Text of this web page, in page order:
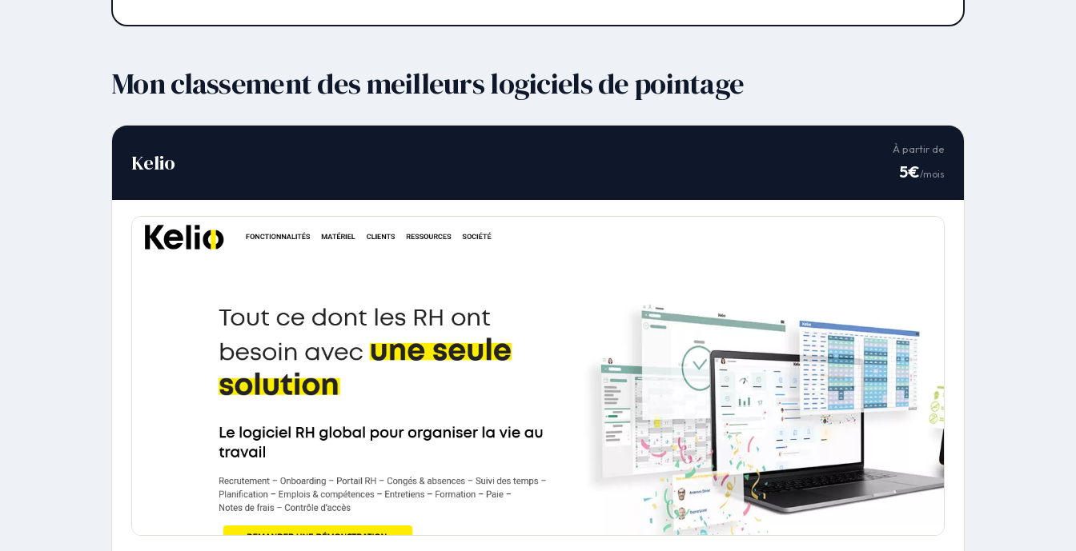
Mon classement des meilleurs logiciels de pointage
Kelio
À partir de
5€/mois